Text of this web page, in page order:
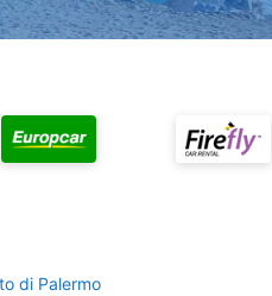
di Palermo